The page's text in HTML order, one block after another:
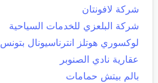
شركة لافونتان
شركة البلعزي للخدمات السياحية
لوكسوري هوتلز انترناسيونال بتونس
عقارية نادي الصنوبر
بالم بيتش حمامات